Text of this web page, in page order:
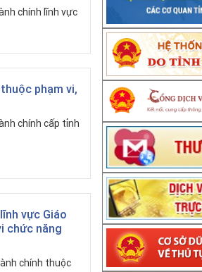
chính lĩnh vực
phạm vi,
chính cấp tỉnh
vực Giáo
chức năng
chính thuộc